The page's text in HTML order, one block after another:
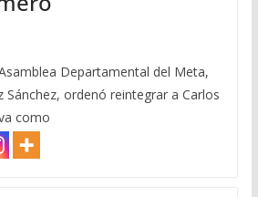
Departamental del Meta,
Sánchez, ordenó reintegrar a Carlos
como